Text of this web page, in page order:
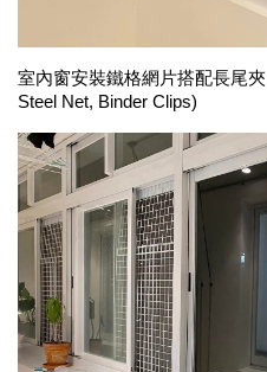
室內窗安裝鐵格網片搭配長尾夾
Steel Net, Binder Clips)